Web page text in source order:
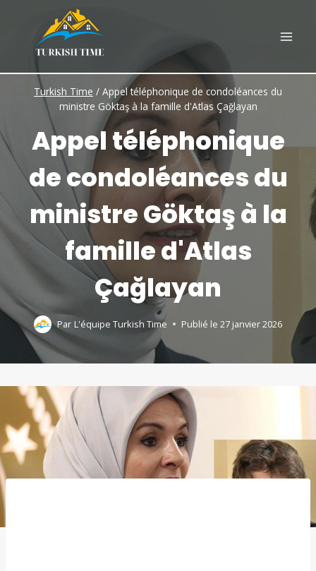
content
Turkish Time / Appel téléphonique de condoléances du
ministre Göktaş à la famille d'Atlas Çağlayan
Appel téléphonique
de condoléances du
ministre Göktaş à la
famille d'Atlas
Çağlayan
Par L'équipe Turkish Time Publié le 27 janvier 2026